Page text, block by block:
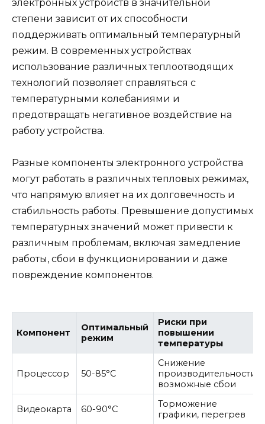
электронных устройств в значительной
степени зависит от их способности
поддерживать оптимальный температурный
режим. В современных устройствах
использование различных теплоотводящих
технологий позволяет справляться с
температурными колебаниями и
предотвращать негативное воздействие на
работу устройства.
Разные компоненты электронного устройства
могут работать в различных тепловых режимах,
что напрямую влияет на их долговечность и
стабильность работы. Превышение допустимых
температурных значений может привести к
различным проблемам, включая замедление
работы, сбои в функционировании и даже
повреждение компонентов.
Компонент
Оптимальный
режим
Риски при
повышении
температуры
Процессор 50-85°C
Снижение
производительности,
возможные сбои
Видеокарта 60-90°C
Торможение
графики, перегрев